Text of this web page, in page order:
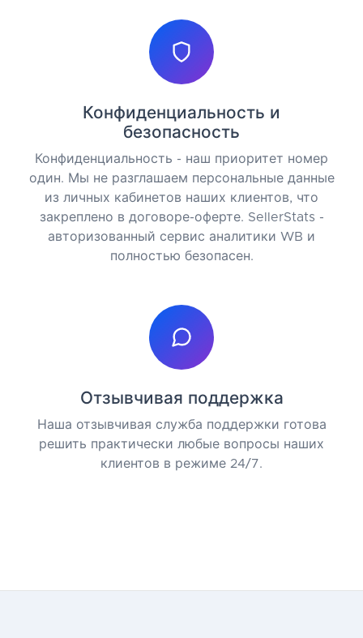
Конфиденциальность и
безопасность
Конфиденциальность - наш приоритет номер
один. Мы не разглашаем персональные данные
из личных кабинетов наших клиентов, что
закреплено в договоре-оферте. SellerStats -
авторизованный сервис аналитики WB и
полностью безопасен.
Отзывчивая поддержка
Наша отзывчивая служба поддержки готова
решить практически любые вопросы наших
клиентов в режиме 24/7.